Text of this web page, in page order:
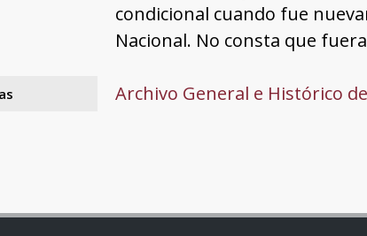
condicional cuando fue
Nacional. No consta que
Archivo General e Histórico